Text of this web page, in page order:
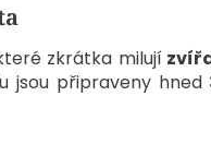
zkrátka milují
jsou připraveny hned